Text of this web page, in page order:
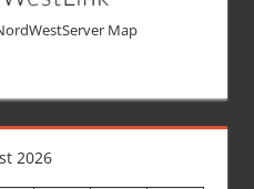
Map
2026